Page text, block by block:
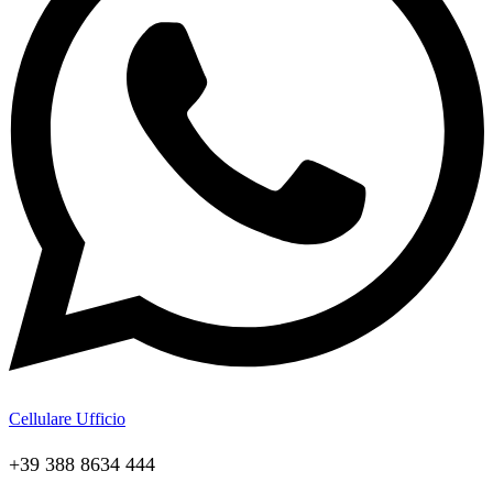
Cellulare Ufficio
+39 388 8634 444